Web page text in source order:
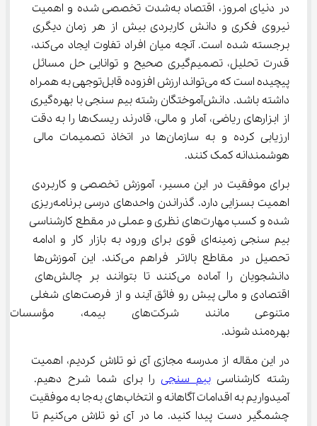
در دنیای امروز، اقتصاد به‌شدت تخصصی شده و اهمیت
نیروی فکری و دانش کاربردی بیش از هر زمان دیگری
برجسته شده است. آنچه میان افراد تفاوت ایجاد می‌کند،
قدرت تحلیل، تصمیم‌گیری صحیح و توانایی حل مسائل
پیچیده است که می‌تواند ارزش افزوده قابل‌توجهی به همراه
داشته باشد. دانش‌آموختگان رشته بیم سنجی با بهره‌گیری
از ابزارهای ریاضی، آمار و مالی، قادرند ریسک‌ها را به دقت
ارزیابی کرده و به سازمان‌ها در اتخاذ تصمیمات مالی
هوشمندانه کمک کنند.
برای موفقیت در این مسیر، آموزش تخصصی و کاربردی
اهمیت بسزایی دارد. گذراندن واحدهای درسی برنامه‌ریزی
شده و کسب مهارت‌های نظری و عملی در مقطع کارشناسی
بیم سنجی زمینه‌ای قوی برای ورود به بازار کار و ادامه
تحصیل در مقاطع بالاتر فراهم می‌کند. این آموزش‌ها
دانشجویان را آماده می‌کنند تا بتوانند بر چالش‌های
اقتصادی و مالی پیش رو فائق آیند و از فرصت‌های شغلی
متنوعی مانند شرکت‌های
بهره‌مند شوند.
در این مقاله از مدرسه مجازی آی نو تلاش کردیم، اهمیت
رشته کارشناسی بیم سنجی را برای شما شرح دهیم.
آمیدواریم به اقدامات آگاهانه و انتخاب‌های به‌جا به موفقیت
چشمگیر دست پیدا کنید. ما در آی نو تلاش می‌کنیم تا